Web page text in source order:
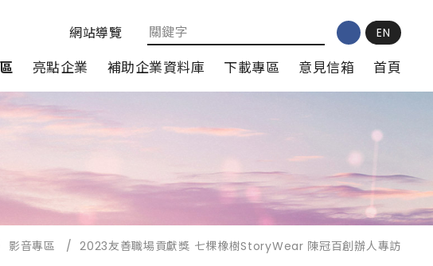
網站導覽 EN
亮點企業 補助企業資料庫 下載專區 意見信箱 首頁
影音專區 / 2023友善職場貢獻獎 七棵橡樹StoryWear 陳冠百創辦人專訪